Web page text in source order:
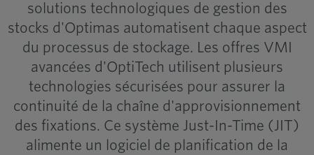
Top 3 des choses à regarder
pour dans un inventaire
Partenaire de gestion
solutions technologiques de gestion des
stocks d'Optimas automatisent chaque aspect
du processus de stockage. Les offres VMI
avancées d'OptiTech utilisent plusieurs
technologies sécurisées pour assurer la
continuité de la chaîne d'approvisionnement
des fixations. Ce système Just-In-Time (JIT)
alimente un logiciel de planification de la